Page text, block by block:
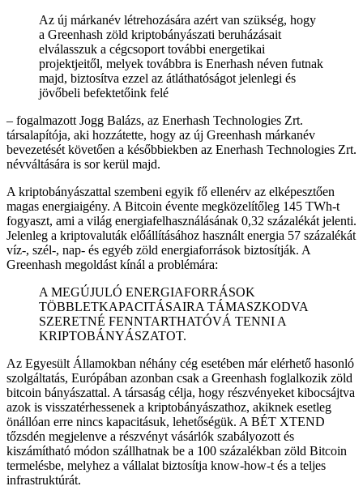
Az új márkanév létrehozására azért van szükség, hogy
a Greenhash zöld kriptobányászati beruházásait
elválasszuk a cégcsoport további energetikai
projektjeitől, melyek továbbra is Enerhash néven futnak
majd, biztosítva ezzel az átláthatóságot jelenlegi és
jövőbeli befektetőink felé
– fogalmazott Jogg Balázs, az Enerhash Technologies Zrt.
társalapítója, aki hozzátette, hogy az új Greenhash márkanév
bevezetését követően a későbbiekben az Enerhash Technologies Zrt.
névváltására is sor kerül majd.
A kriptobányászattal szembeni egyik fő ellenérv az elképesztően
magas energiaigény. A Bitcoin évente megközelítőleg 145 TWh-t
fogyaszt, ami a világ energiafelhasználásának 0,32 százalékát jelenti.
Jelenleg a kriptovaluták előállításához használt energia 57 százalékát
víz-, szél-, nap- és egyéb zöld energiaforrások biztosítják. A
Greenhash megoldást kínál a problémára:
A MEGÚJULÓ ENERGIAFORRÁSOK
TÖBBLETKAPACITÁSAIRA TÁMASZKODVA
SZERETNÉ FENNTARTHATÓVÁ TENNI A
KRIPTOBÁNYÁSZATOT.
Az Egyesült Államokban néhány cég esetében már elérhető hasonló
szolgáltatás, Európában azonban csak a Greenhash foglalkozik zöld
bitcoin bányászattal. A társaság célja, hogy részvényeket kibocsájtva
azok is visszatérhessenek a kriptobányászathoz, akiknek esetleg
önállóan erre nincs kapacitásuk, lehetőségük. A BÉT XTEND
tőzsdén megjelenve a részvényt vásárlók szabályozott és
kiszámítható módon szállhatnak be a 100 százalékban zöld Bitcoin
termelésbe, melyhez a vállalat biztosítja know-how-t és a teljes
infrastruktúrát.